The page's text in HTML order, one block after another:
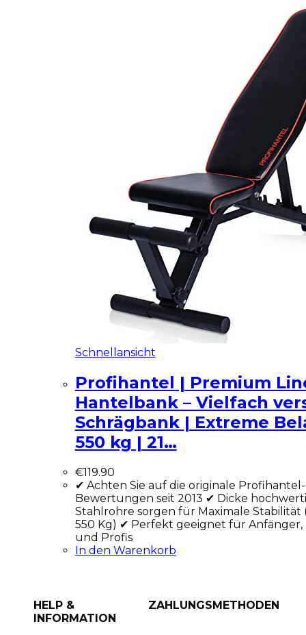
Schnellansicht
Profihantel | Premium
Hantelbank – Vielfach
Schrägbank | Extreme
550 kg | 21…
€119.90
✔ Achten Sie auf die originale
Bewertungen seit 2013 ✔ Dicke
Stahlrohre sorgen für Maximale Stabilität
550 Kg) ✔ Perfekt geeignet für
und Profis
In den Warenkorb
HELP &
INFORMATION
ZAHLUNGSMETHODEN